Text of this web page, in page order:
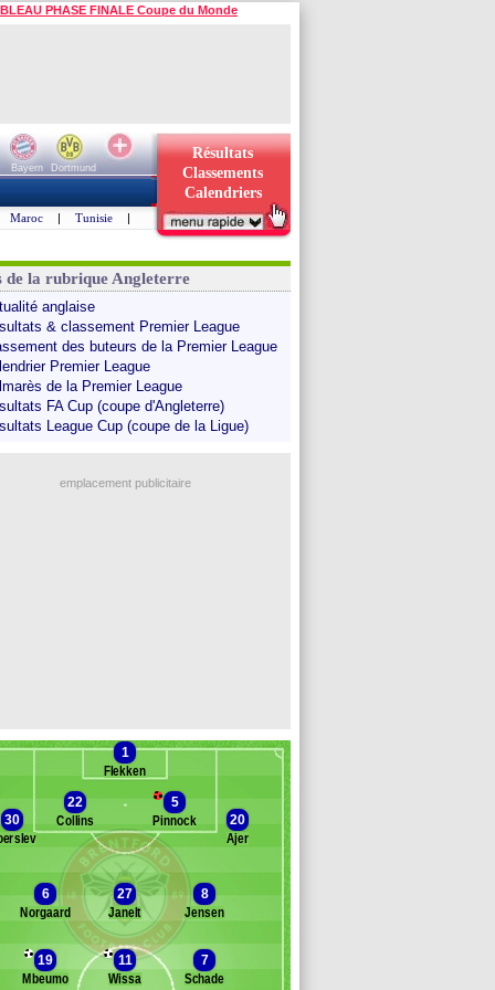
PHASE FINALE Coupe du Monde
Bayern
Dortmund
Résultats
Classements
Calendriers
Maroc | Tunisie |
de la rubrique Angleterre
anglaise
& classement Premier League
des buteurs de la Premier League
Premier League
de la Premier League
FA Cup (coupe d'Angleterre)
League Cup (coupe de la Ligue)
emplacement publicitaire
Banc des remplaçants Brentford
Potter
1
Flekken
22
Collins
5
Pinnock
30
20
Ajer
6
Norgaard
27
Janelt
8
Jensen
19
Mbeumo
11
Wissa
7
Schade